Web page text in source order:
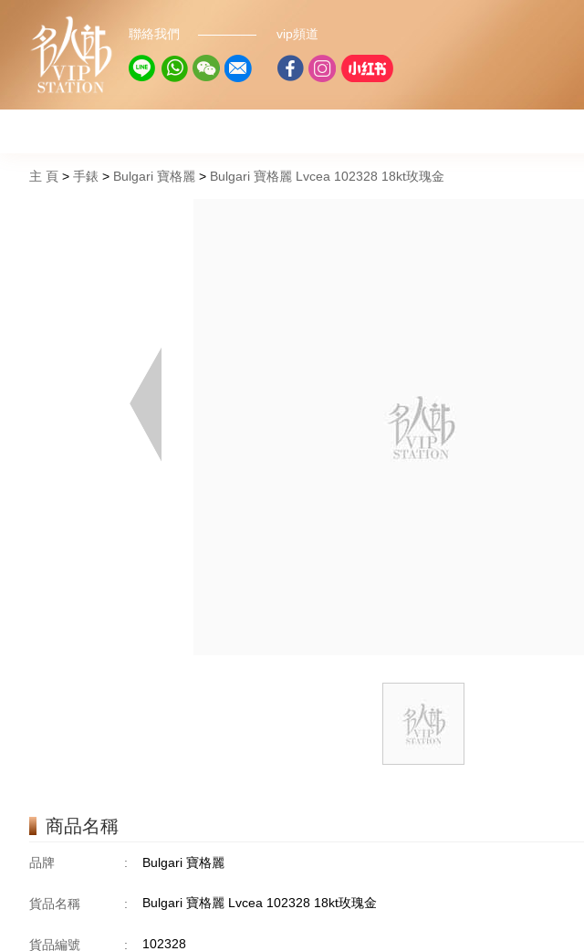
聯絡我們 vip頻道
主 頁 手錶 Bulgari 寶格麗 Bulgari 寶格麗 Lvcea 102328 18kt玫瑰金
商品名稱
品牌 : Bulgari 寶格麗
貨品名稱 : Bulgari 寶格麗 Lvcea 102328 18kt玫瑰金
貨品編號 : 102328